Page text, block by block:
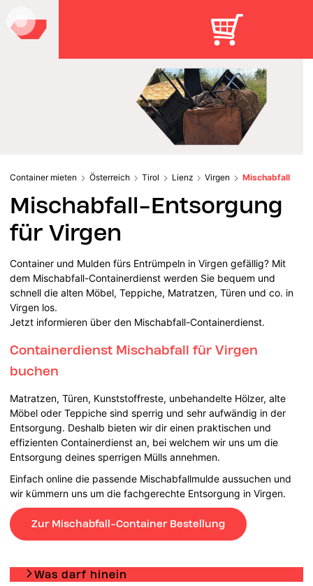
Container mieten Österreich Tirol Lienz Virgen Mischabfall
Mischabfall-Entsorgung
für Virgen
Container und Mulden fürs Entrümpeln in Virgen gefällig? Mit
dem Mischabfall-Containerdienst werden Sie bequem und
schnell die alten Möbel, Teppiche, Matratzen, Türen und co. in
Virgen los.
Jetzt informieren über den Mischabfall-Containerdienst.
Containerdienst Mischabfall für Virgen
buchen
Matratzen, Türen, Kunststoffreste, unbehandelte Hölzer, alte
Möbel oder Teppiche sind sperrig und sehr aufwändig in der
Entsorgung. Deshalb bieten wir dir einen praktischen und
effizienten Containerdienst an, bei welchem wir uns um die
Entsorgung deines sperrigen Mülls annehmen.
Einfach online die passende Mischabfallmulde aussuchen und
wir kümmern uns um die fachgerechte Entsorgung in Virgen.
Zur Mischabfall-Container Bestellung
Was darf hinein